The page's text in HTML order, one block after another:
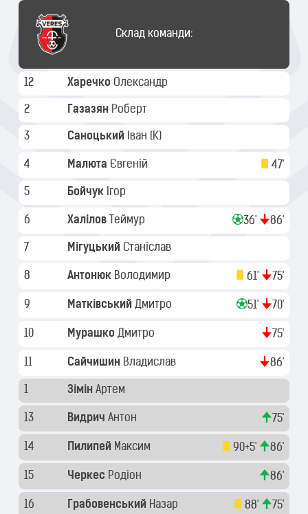
Склад команди:
12 Харечко Олександр
2 Газазян Роберт
3 Саноцький Іван (K)
4 Малюта Євгеній 47'
5 Бойчук Ігор
6 Халілов Теймур 36' 86'
7 Мігуцький Станіслав
8 Антонюк Володимир 61' 75'
9 Матківський Дмитро 51' 70'
10 Мурашко Дмитро 75'
11 Сайчишин Владислав 86'
1 Зімін Артем
13 Видрич Антон 75'
14 Пилипей Максим 90+5' 86'
15 Черкес Родіон 86'
16 Грабовенський Назар 88' 75'